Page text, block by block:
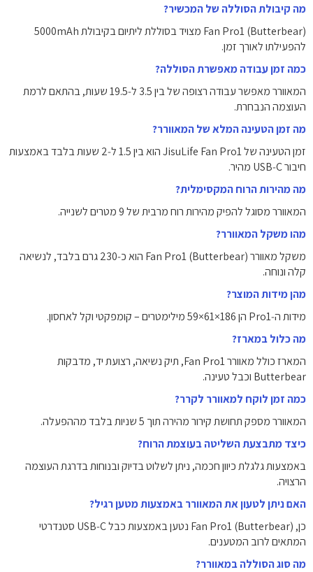
מה קיבולת הסוללה של המכשיר?
Fan Pro1 (Butterbear) מצויד בסוללת ליתיום בקיבולת ‎5000mAh‎
להפעילתו לאורך זמן.
כמה זמן עבודה מאפשרת הסוללה?
המאוורר מאפשר עבודה רצופה של בין ‎3.5‎ ל‑‎19.5‎ שעות, בהתאם לרמת
העוצמה הנבחרת.
מה זמן הטעינה המלא של המאוורר?
זמן הטעינה של JisuLife Fan Pro1 הוא בין ‎1.5‎ ל‑‎2‎ שעות בלבד באמצעות
חיבור USB‑C מהיר.
מה מהירות הרוח המקסימלית?
המאוורר מסוגל להפיק מהירות רוח מרבית של ‎9‎ מטרים לשנייה.
מהו משקל המאוורר?
משקל מאוורר Fan Pro1 (Butterbear) הוא כ‑230 גרם בלבד, לנשיאה
קלה ונוחה.
מהן מידות המוצר?
מידות ה‑Pro1 הן ‎59×61×186‎ מילימטרים – קומפקטי וקל לאחסון.
מה כלול במארז?
המארז כולל מאוורר Fan Pro1, תיק נשיאה, רצועת יד, מדבקות
Butterbear וכבל טעינה.
כמה זמן לוקח למאוורר לקרר?
המאוורר מספק תחושת קירור מהירה תוך 5 שניות בלבד מההפעלה.
כיצד מתבצעת השליטה בעוצמת הרוח?
באמצעות גלגלת כיוון חכמה, ניתן לשלוט בדיוק ובנוחות בדרגת העוצמה
הרצויה.
האם ניתן לטעון את המאוורר באמצעות מטען רגיל?
כן, Fan Pro1 (Butterbear) נטען באמצעות כבל USB‑C סטנדרטי
המתאים לרוב המטענים.
מה סוג הסוללה במאוורר?